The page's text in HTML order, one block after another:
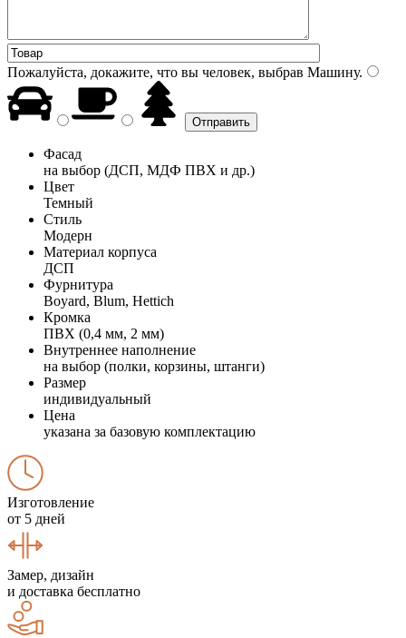
Пожалуйста, докажите, что вы человек, выбрав Машину.
Фасад
на выбор (ДСП, МДФ ПВХ и др.)
Цвет
Темный
Стиль
Модерн
Материал корпуса
ДСП
Фурнитура
Boyard, Blum, Hettich
Кромка
ПВХ (0,4 мм, 2 мм)
Внутреннее наполнение
на выбор (полки, корзины, штанги)
Размер
индивидуальный
Цена
указана за базовую комплектацию
Изготовление
от 5 дней
Замер, дизайн
и доставка бесплатно